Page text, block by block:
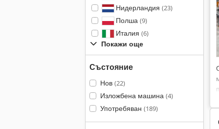
Нидерландия (23)
Полша (9)
Италия (6)
Покажи още
Състояние
Нов (22)
Изложбена машина (4)
Употребяван (189)